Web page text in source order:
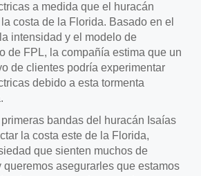
a medida que el huracán
costa de la Florida. Basado en el
intensidad y el modelo de
de FPL, la compañía estima que un
de clientes podría experimentar
debido a esta tormenta
bandas del huracán Isaías
la costa este de la Florida,
que sienten muchos de
queremos asegurarles que estamos